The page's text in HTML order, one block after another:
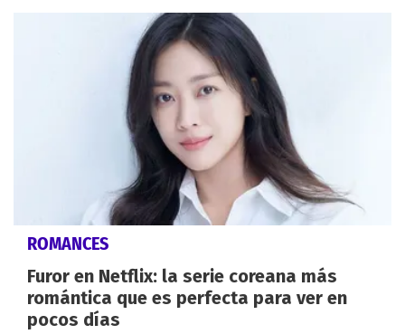
ROMANCES
Furor en Netflix: la serie coreana más
romántica que es perfecta para ver en
pocos días